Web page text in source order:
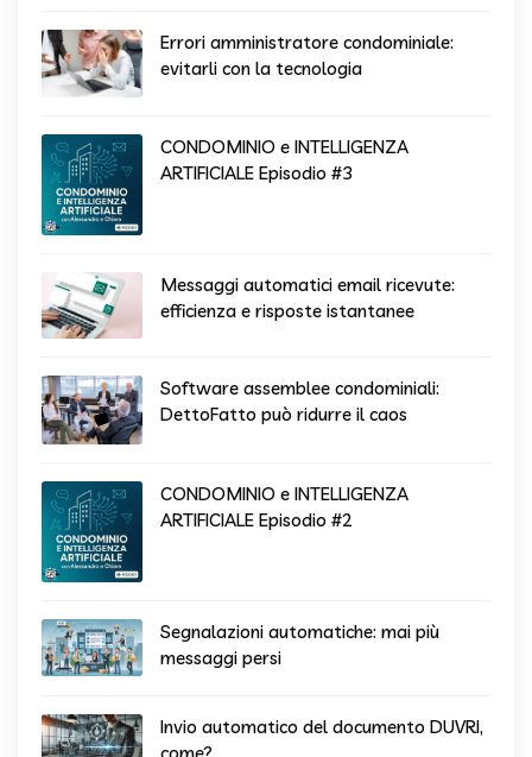
Errori amministratore condominiale:
evitarli con la tecnologia
CONDOMINIO e INTELLIGENZA
ARTIFICIALE Episodio #3
Messaggi automatici email ricevute:
efficienza e risposte istantanee
Software assemblee condominiali:
DettoFatto può ridurre il caos
CONDOMINIO e INTELLIGENZA
ARTIFICIALE Episodio #2
Segnalazioni automatiche: mai più
messaggi persi
Invio automatico del documento DUVRI,
come?